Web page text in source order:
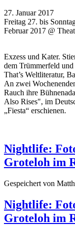
27. Januar 2017
Freitag 27. bis
Februar 2017 @
Exzess und Kater.
dem Trümmerfeld
That’s Weltliteratur,
An zwei
Rauch ihre
Also Rises", im
„Fiesta“ erschienen.
Nightlife:
Groteloh im
Gespeichert von
Nightlife:
Groteloh im